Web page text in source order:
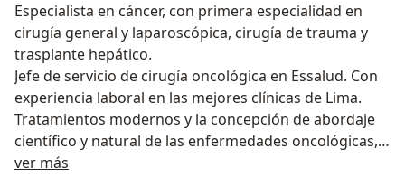
Especialista en cáncer, con primera especialidad en
cirugía general y laparoscópica, cirugía de trauma y
trasplante hepático.
Jefe de servicio de cirugía oncológica en Essalud. Con
experiencia laboral en las mejores clínicas de Lima.
Tratamientos modernos y la concepción de abordaje
científico y natural de las enfermedades oncológicas,
óptica multidisciplinaria.
ver más